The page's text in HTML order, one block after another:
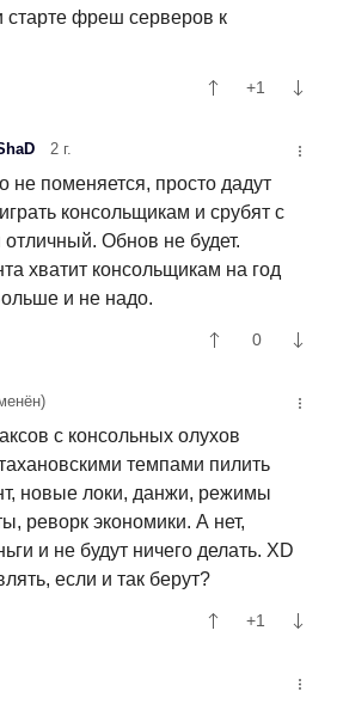
старте фреш серверов к
+1
2 г.
не поменяется, просто дадут
консольщикам и срубят с
Обнов не будет.
хватит консольщикам на год
и не надо.
0
с консольных олухов
темпами пилить
новые локи, данжи, режимы
реворк экономики. А нет,
и не будут ничего делать. XD
если и так берут?
+1